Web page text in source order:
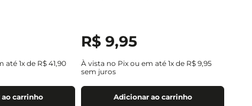
até1x de R$ 41,90
carrinho
R$ 9,95
À vista no Pix ou em até 1x de R$ 9,95
sem juros
Adicionar ao carrinho